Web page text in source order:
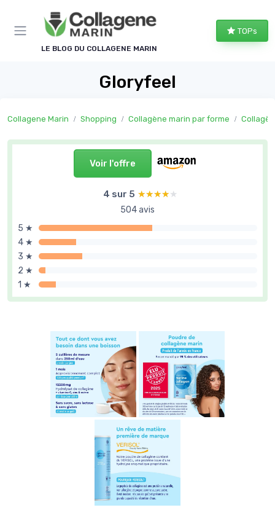
LE BLOG DU COLLAGENE MARIN
TOPs
Gloryfeel
Collagene Marin Shopping Collagène marin par forme
Voir l'offre
4 sur 5 ★★★★★
★★★★★
504 avis
5 ★
4 ★
3 ★
2 ★
1 ★